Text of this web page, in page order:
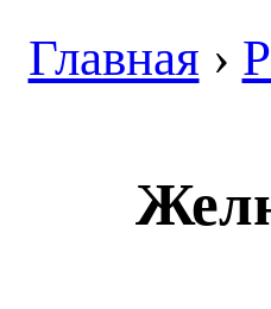
Главная ›